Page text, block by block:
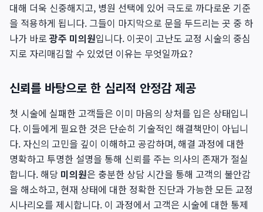
대해 더욱 신중해지고, 병원 선택에 있어 극도로 까다로운 기준
을 적용하게 됩니다. 그들이 마지막으로 문을 두드리는 곳 중 하
나가 바로광주 미의원입니다. 이곳이 고난도 교정 시술의 중심
지로 자리매김할 수 있었던 이유는 무엇일까요?
신뢰를 바탕으로 한 심리적 안정감 제공
첫 시술에 실패한 고객들은 이미 마음의 상처를 입은 상태입니
다. 이들에게 필요한 것은 단순히 기술적인 해결책만이 아닙니
다. 자신의 고민을 깊이 이해하고 공감하며, 해결 과정에 대한
명확하고 투명한 설명을 통해 신뢰를 주는 의사의 존재가 절실
합니다. 해당 미의원은 충분한 상담 시간을 통해 고객의 불안감
을 해소하고, 현재 상태에 대한 정확한 진단과 가능한 모든 교정
시나리오를 제시합니다. 이 과정에서 고객은 시술에 대한 통제